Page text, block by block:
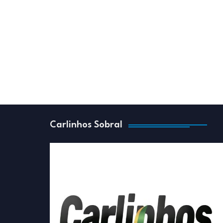
Carlinhos Sobral